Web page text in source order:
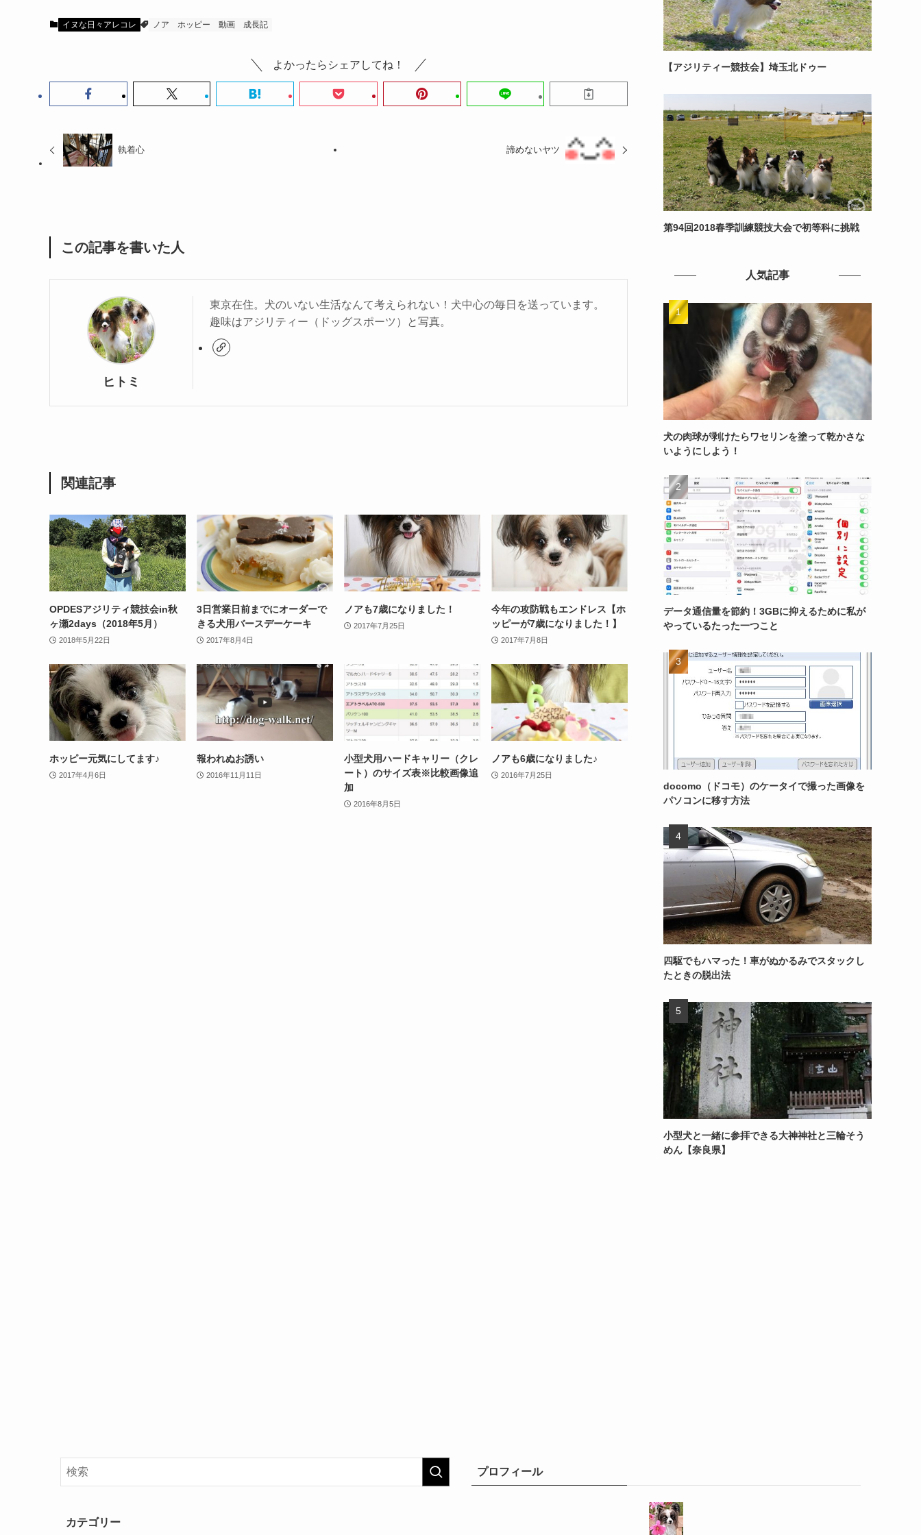
イヌな日々アレコレ ノア ホッピー 動画 成長記
よかったらシェアしてね！
執着心 諦めないヤツ
この記事を書いた人
ヒトミ
東京在住。犬のいない生活なんて考えられない！犬中心の毎日を送っています。
趣味はアジリティー（ドッグスポーツ）と写真。
関連記事
OPDESアジリティ競技会in秋
ヶ瀬2days（2018年5月）
2018年5月22日
3日営業日前までにオーダーで
きる犬用バースデーケーキ
2017年8月4日
ノアも7歳になりました！
2017年7月25日
今年の攻防戦もエンドレス【ホ
ッピーが7歳になりました！】
2017年7月8日
ホッピー元気にしてます♪
2017年4月6日
報われぬお誘い
2016年11月11日
小型犬用ハードキャリー（クレ
ート）のサイズ表※比較画像追
加
2016年8月5日
ノアも6歳になりました♪
2016年7月25日
【アジリティー競技会】埼玉北ドゥー
第94回2018春季訓練競技大会で初等科に挑戦
人気記事
犬の肉球が剥けたらワセリンを塗って乾かさな
いようにしよう！
データ通信量を節約！3GBに抑えるために私が
やっているたった一つこと
docomo（ドコモ）のケータイで撮った画像を
パソコンに移す方法
四駆でもハマった！車がぬかるみでスタックし
たときの脱出法
小型犬と一緒に参拝できる大神神社と三輪そう
めん【奈良県】
カテゴリー
プロフィール